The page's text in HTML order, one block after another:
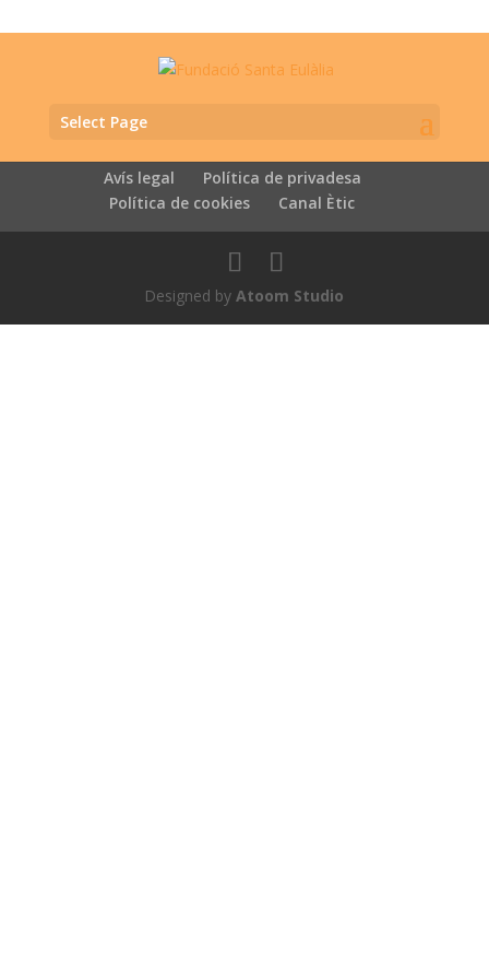
Select Page
Avís legal
Política de privadesa
Política de cookies
Canal Ètic
Designed byAtoom Studio